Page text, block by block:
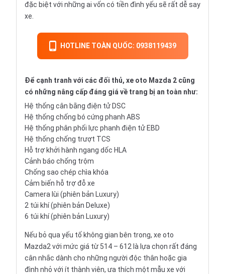
đặc biệt với những ai vốn có tiền đình yếu sẽ rất dễ say
xe.
HOTLINE TOÀN QUỐC: 0938119439
Để cạnh tranh với các đối thủ, xe oto Mazda 2 cũng
có những nâng cấp đáng giá về trang bị an toàn như:
Hệ thống cân bằng điện tử DSC
Hệ thống chống bó cứng phanh ABS
Hệ thống phân phối lực phanh điện tử EBD
Hệ thống chống trượt TCS
Hỗ trợ khởi hành ngang dốc HLA
Cảnh báo chống trộm
Chống sao chép chìa khóa
Cảm biến hỗ trợ đỗ xe
Camera lùi (phiên bản Luxury)
2 túi khí (phiên bản Deluxe)
6 túi khí (phiên bản Luxury)
Nếu bỏ qua yếu tố không gian bên trong, xe oto
Mazda2 với mức giá từ 514 – 612 là lựa chọn rất đáng
cân nhắc dành cho những người độc thân hoặc gia
đình nhỏ với ít thành viên, ưa thích một mẫu xe với